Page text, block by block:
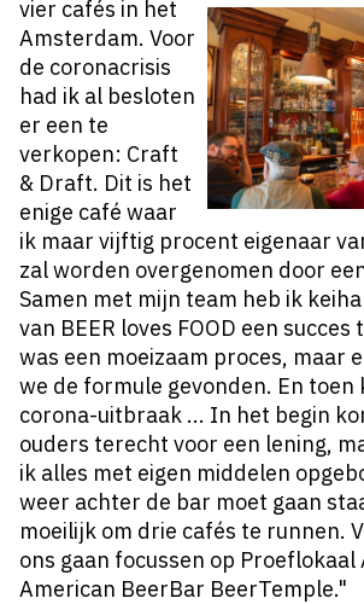
vier cafés in het
Amsterdam. Voor
de coronacrisis
had ik al besloten
er een te
verkopen: Craft
& Draft. Dit is het
enige café waar
ik maar vijftig procent eigenaar
zal worden overgenomen door
Samen met mijn team heb ik
van BEER loves FOOD een succes
was een moeizaam proces, maar
we de formule gevonden. En toen
corona-uitbraak ... In het begin
ouders terecht voor een lening,
ik alles met eigen middelen
weer achter de bar moet gaan
moeilijk om drie cafés te runnen.
ons gaan focussen op
American BeerBar BeerTemple."